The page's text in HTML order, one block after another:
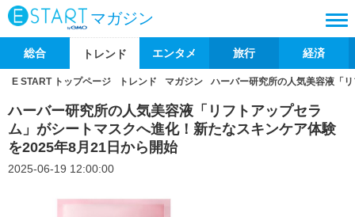
マガジン
総合 トレンド エンタメ 旅行 経済
E START トップページ トレンド マガジン ハーバー研究所の人気美容液「
ハーバー研究所の人気美容液「リフトアップセラ
ム」がシートマスクへ進化！新たなスキンケア体験
を2025年8月21日から開始
2025-06-19 12:00:00